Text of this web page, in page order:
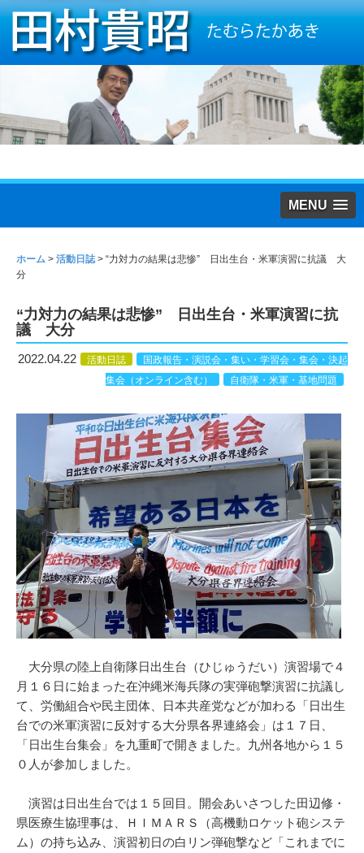
MENU
ホーム > 活動日誌> “力対力の結果は悲惨” 日出生台・米軍演習に抗議 大
分
“力対力の結果は悲惨” 日出生台・米軍演習に抗
議 大分
2022.04.22 活動日誌
国政報告・演説会・集い・学習会・集会・決起
集会（オンライン含む）
自衛隊・米軍・基地問題
大分県の陸上自衛隊日出生台（ひじゅうだい）演習場で４
月１６日に始まった在沖縄米海兵隊の実弾砲撃演習に抗議し
て、労働組合や民主団体、日本共産党などが加わる「日出生
台での米軍演習に反対する大分県各界連絡会」は１７日、
「日出生台集会」を九重町で開きました。九州各地から１５
０人が参加しました。
演習は日出生台では１５回目。開会あいさつした田辺修・
県医療生協理事は、ＨＩＭＡＲＳ（高機動ロケット砲システ
ム）の持ち込み、演習初日の白リン弾砲撃など「これまでに